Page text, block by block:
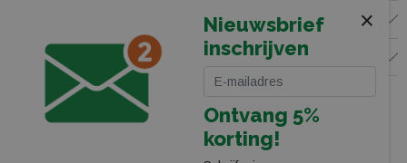
KLANTENSERVICE
VOLG ONS
×
Nieuwsbrief
inschrijven
Ontvang 5%
korting!